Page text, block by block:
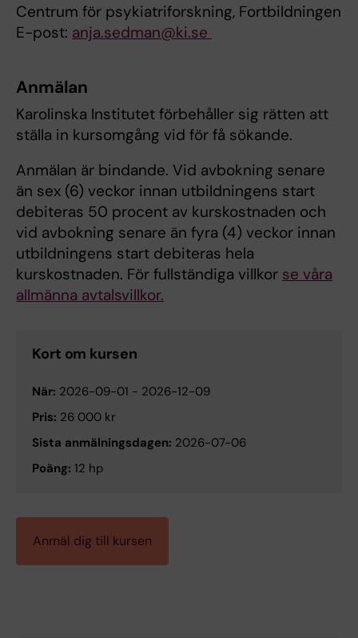
Centrum för psykiatriforskning, Fortbildningen
E-post: anja.sedman@ki.se
Anmälan
Karolinska Institutet förbehåller sig rätten att
ställa in kursomgång vid för få sökande.
Anmälan är bindande. Vid avbokning senare
än sex (6) veckor innan utbildningens start
debiteras 50 procent av kurskostnaden och
vid avbokning senare än fyra (4) veckor innan
utbildningens start debiteras hela
kurskostnaden. För fullständiga villkor se våra
allmänna avtalsvillkor.
Kort om kursen
När: 2026-09-01 - 2026-12-09
Pris: 26 000 kr
Sista anmälningsdagen: 2026-07-06
Poäng: 12 hp
Anmäl dig till kursen